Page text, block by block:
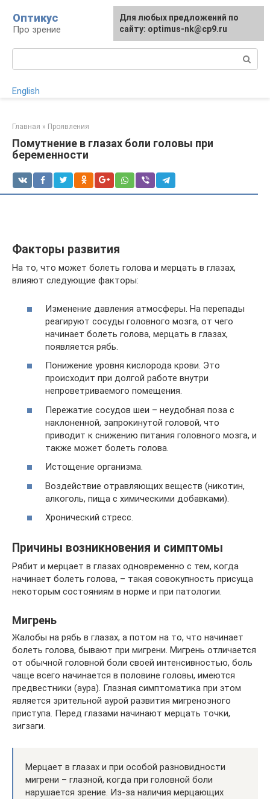
контенту
Оптикус
Про зрение
English
Главная » Проявления
Помутнение в глазах боли головы при
беременности
Факторы развития
На то, что может болеть голова и мерцать в глазах,
влияют следующие факторы:
Изменение давления атмосферы. На перепады
реагируют сосуды головного мозга, от чего
начинает болеть голова, мерцать в глазах,
появляется рябь.
Понижение уровня кислорода крови. Это
происходит при долгой работе внутри
непроветриваемого помещения.
Пережатие сосудов шеи – неудобная поза с
наклоненной, запрокинутой головой, что
приводит к снижению питания головного мозга, и
также может болеть голова.
Истощение организма.
Воздействие отравляющих веществ (никотин,
алкоголь, пища с химическими добавками).
Хронический стресс.
Причины возникновения и симптомы
Рябит и мерцает в глазах одновременно с тем, когда
начинает болеть голова, – такая совокупность присуща
некоторым состояниям в норме и при патологии.
Мигрень
Жалобы на рябь в глазах, а потом на то, что начинает
болеть голова, бывают при мигрени. Мигрень отличается
от обычной головной боли своей интенсивностью, боль
чаще всего начинается в половине головы, имеются
предвестники (аура). Глазная симптоматика при этом
является зрительной аурой развития мигренозного
приступа. Перед глазами начинают мерцать точки,
зигзаги.
Мерцает в глазах и при особой разновидности
мигрени – глазной, когда при головной боли
нарушается зрение. Из-за наличия мерцающих
Для любых предложений по
сайту: optimus-nk@cp9.ru